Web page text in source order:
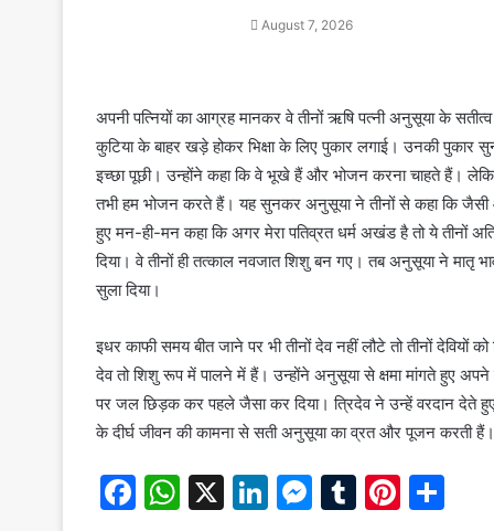
August 7, 2026
अपनी पत्नियों का आग्रह मानकर वे तीनों ऋषि पत्नी अनुसूया के
कुटिया के बाहर खड़े होकर भिक्षा के लिए पुकार लगाई। उनकी
इच्छा पूछी। उन्होंने कहा कि वे भूखे हैं और भोजन करना चाहते हैं। लेकिन
तभी हम भोजन करते हैं। यह सुनकर अनुसूया ने तीनों से कहा कि
हुए मन-ही-मन कहा कि अगर मेरा पतिव्रत धर्म अखंड है तो ये तीनों
दिया। वे तीनों ही तत्काल नवजात शिशु बन गए। तब अनुसूया ने मातृ
सुला दिया।
इधर काफी समय बीत जाने पर भी तीनों देव नहीं लौटे तो तीनों
देव तो शिशु रूप में पालने में हैं। उन्होंने अनुसूया से क्षमा मांगते हुए
पर जल छिड़क कर पहले जैसा कर दिया। त्रिदेव ने उन्हें वरदान देते
के दीर्घ जीवन की कामना से सती अनुसूया का व्रत और पूजन करती हैं।
F
W X
Li M T
Pi